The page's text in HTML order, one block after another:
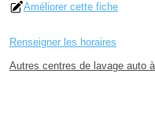
Améliorer cette fiche
Renseigner les horaires
Autres centres de lavage auto